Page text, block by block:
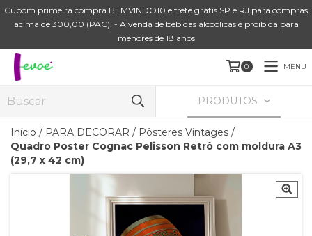
Cupom primeira compra BEMVINDO10 e frete grátis SP e RJ para compras
acima de 300,00 (PAC). - A venda de bebidas alcoólicas é proibida para
menores de 18 anos
0 MENU
PRODUTOS
Início / PARA DECORAR / Pôsteres Vintages /
Quadro Poster Cognac Pelisson Retrô com moldura A3
(29,7 x 42 cm)